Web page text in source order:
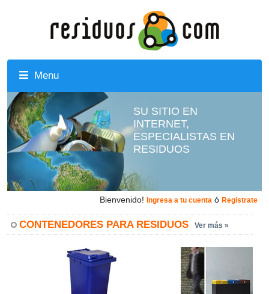
Menu
SU SITIO EN
INTERNET,
ESPECIALISTAS EN
RESIDUOS
Bienvenido! Ingresa a tu cuenta ó Registrate
CONTENEDORES PARA RESIDUOS Ver más »